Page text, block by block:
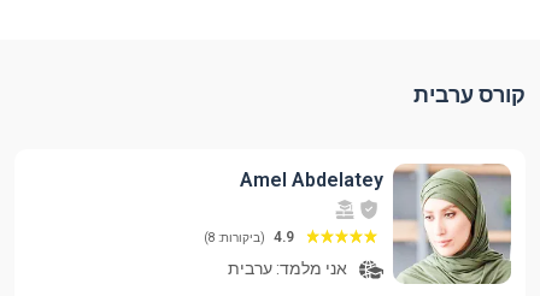
קורס ערבית
Amel Abdelatey
4.9 (ביקורות: 8)
אני מלמד: ערבית